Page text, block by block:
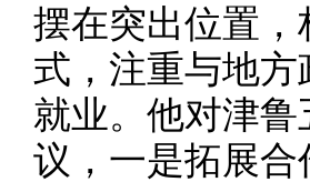
摆在突出位置，
式，注重与地
就业。他对津
议，一是拓展